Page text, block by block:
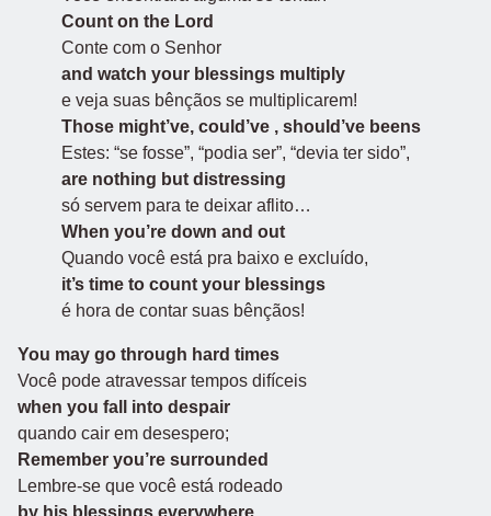
Count on the Lord
Conte com o Senhor
and watch your blessings multiply
e veja suas bênçãos se multiplicarem!
Those might’ve, could’ve , should’ve beens
Estes: “se fosse”, “podia ser”, “devia ter sido”,
are nothing but distressing
só servem para te deixar aflito…
When you’re down and out
Quando você está pra baixo e excluído,
it’s time to count your blessings
é hora de contar suas bênçãos!
You may go through hard times
Você pode atravessar tempos difíceis
when you fall into despair
quando cair em desespero;
Remember you’re surrounded
Lembre-se que você está rodeado